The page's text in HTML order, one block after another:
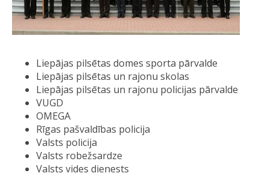
Liepājas pilsētas domes sporta pārvalde
Liepājas pilsētas un rajonu skolas
Liepājas pilsētas un rajonu policijas pārvalde
VUGD
OMEGA
Rīgas pašvaldības policija
Valsts policija
Valsts robežsardze
Valsts vides dienests